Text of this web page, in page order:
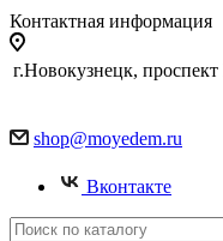
Контактная информация
г.Новокузнецк,
shop@moyedem.ru
Вконтакте